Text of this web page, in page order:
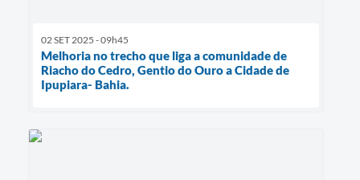
02 SET 2025 - 09h45
Melhoria no trecho que liga a comunidade de
Riacho do Cedro, Gentio do Ouro a Cidade de
Ipupiara- Bahia.